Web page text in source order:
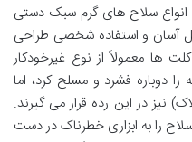
سلاح های گرم سبک دستی
آسان و استفاده شخصی طراحی
ها معمولاً از نوع غیرخودکار
دوباره فشرد و مسلح کرد، اما
نیز در این رده قرار می گیرند.
را به ابزاری خطرناک در دست